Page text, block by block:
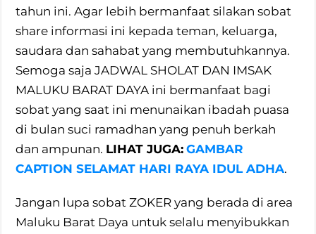
tahun ini. Agar lebih bermanfaat silakan sobat
share informasi ini kepada teman, keluarga,
saudara dan sahabat yang membutuhkannya.
Semoga saja JADWAL SHOLAT DAN IMSAK
MALUKU BARAT DAYA ini bermanfaat bagi
sobat yang saat ini menunaikan ibadah puasa
di bulan suci ramadhan yang penuh berkah
dan ampunan. LIHAT JUGA: GAMBAR
CAPTION SELAMAT HARI RAYA IDUL ADHA.
Jangan lupa sobat ZOKER yang berada di area
Maluku Barat Daya untuk selalu menyibukkan